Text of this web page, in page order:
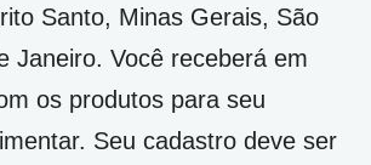
Santo, Minas Gerais, São
Janeiro. Você receberá em
os produtos para seu
Seu cadastro deve ser